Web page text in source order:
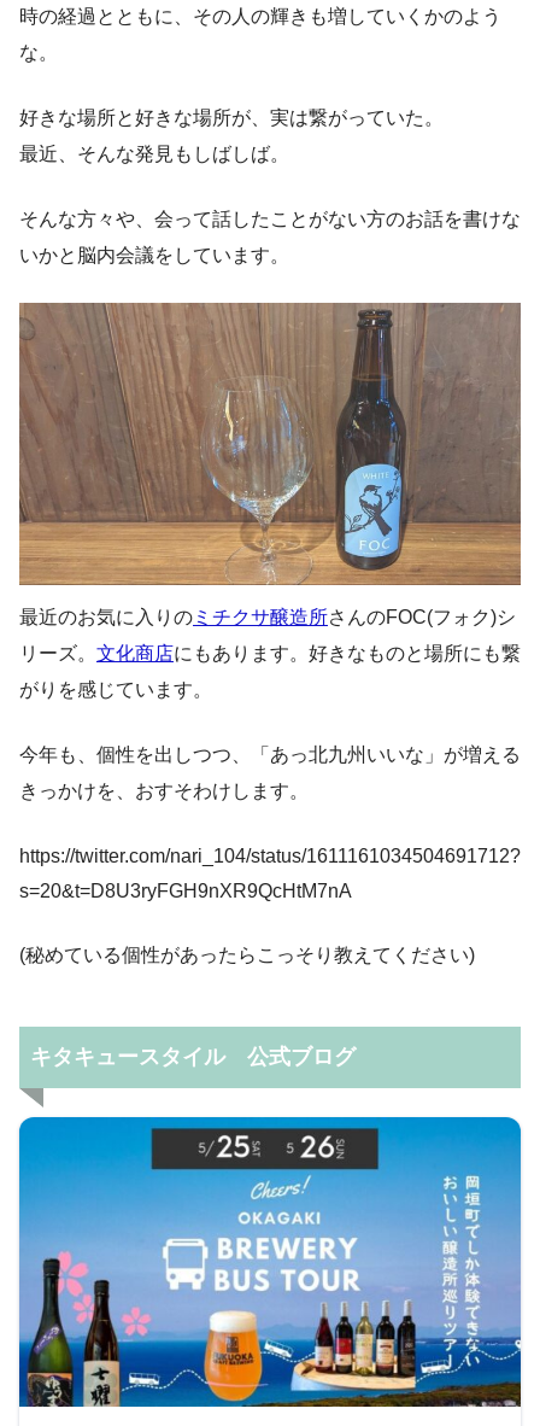
時の経過とともに、その人の輝きも増していくかのよう
な。
好きな場所と好きな場所が、実は繋がっていた。
最近、そんな発見もしばしば。
そんな方々や、会って話したことがない方のお話を書けな
いかと脳内会議をしています。
最近のお気に入りの ミチクサ醸造所さんのFOC(フォク)シ
リーズ。 文化商店にもあります。好きなものと場所にも繋
がりを感じています。
今年も、個性を出しつつ、「あっ北九州いいな」が増える
きっかけを、おすそわけします。
https://twitter.com/nari_104/status/1611161034504691712?
s=20&t=D8U3ryFGH9nXR9QcHtM7nA
(秘めている個性があったらこっそり教えてください)
キタキュースタイル 公式ブログ